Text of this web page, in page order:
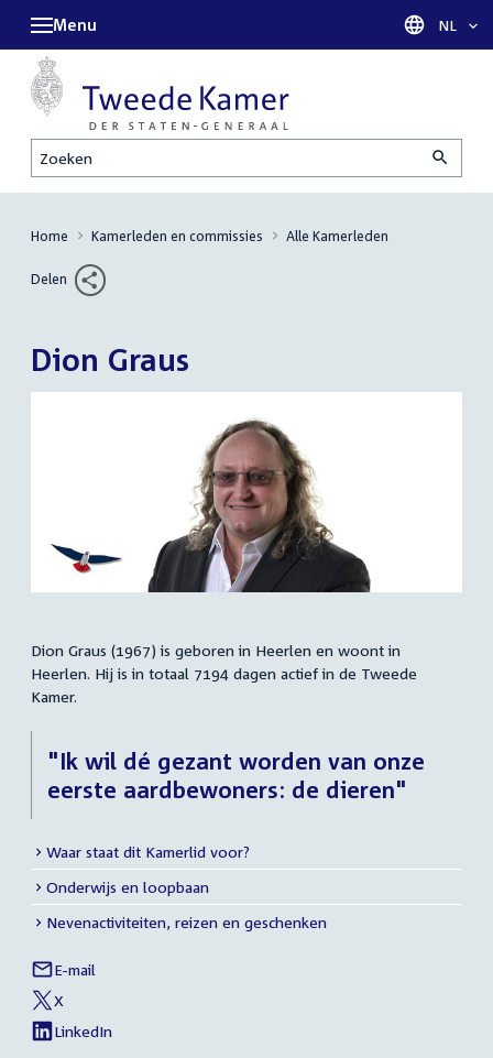
Zoeken
Menu Taal
NL
Home Kamerleden en commissies Alle Kamerleden
Delen
Dion Graus
Samenvatting
Dion Graus (1967) is geboren in Heerlen en woont in
Heerlen. Hij is in totaal 7194 dagen actief in de Tweede
Kamer.
"Ik wil dé gezant worden van onze
eerste aardbewoners: de dieren"
Meer
info
Waar staat dit Kamerlid voor?
Onderwijs en loopbaan
Nevenactiviteiten, reizen en geschenken
Links
naar
sociale
E-mail
Dion
Graus
External
link:
X
van
Dion
Graus
External
LinkedIn
van